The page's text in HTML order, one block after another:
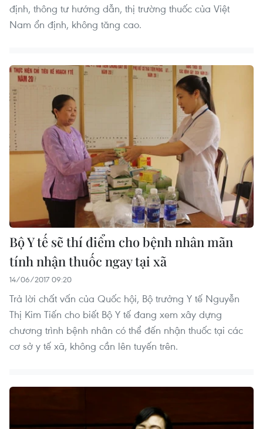
định, thông tư hướng dẫn, thị trường thuốc của Việt
Nam ổn định, không tăng cao.
Bộ Y tế sẽ thí điểm cho bệnh nhân mãn
tính nhận thuốc ngay tại xã
14/06/2017 09:20
Trả lời chất vấn của Quốc hội, Bộ trưởng Y tế Nguyễn
Thị Kim Tiến cho biết Bộ Y tế đang xem xây dựng
chương trình bệnh nhân có thể đến nhận thuốc tại các
cơ sở y tế xã, không cần lên tuyến trên.